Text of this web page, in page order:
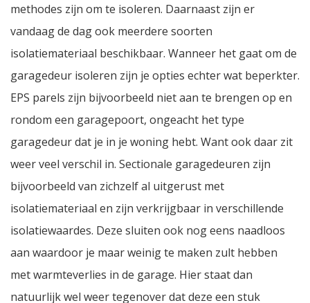
methodes zijn om te isoleren. Daarnaast zijn er
vandaag de dag ook meerdere soorten
isolatiemateriaal beschikbaar. Wanneer het gaat om de
garagedeur isoleren zijn je opties echter wat beperkter.
EPS parels zijn bijvoorbeeld niet aan te brengen op en
rondom een garagepoort, ongeacht het type
garagedeur dat je in je woning hebt. Want ook daar zit
weer veel verschil in. Sectionale garagedeuren zijn
bijvoorbeeld van zichzelf al uitgerust met
isolatiemateriaal en zijn verkrijgbaar in verschillende
isolatiewaardes. Deze sluiten ook nog eens naadloos
aan waardoor je maar weinig te maken zult hebben
met warmteverlies in de garage. Hier staat dan
natuurlijk wel weer tegenover dat deze een stuk